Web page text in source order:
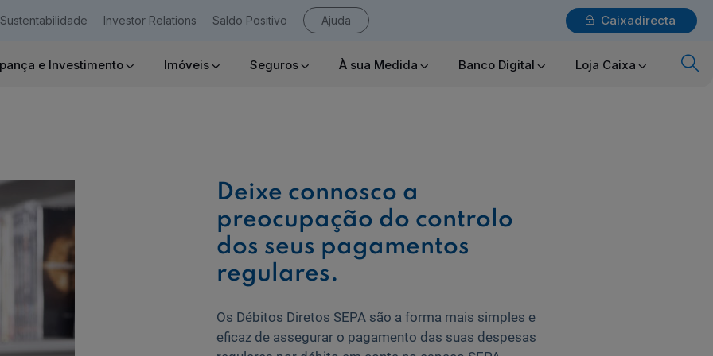
Sustentabilidade Investor Relations Saldo Positivo Ajuda Caixadirecta
Login
x
e Investimento Imóveis Seguros À sua Medida Banco Digital Loja Caixa
Deixe connosco a
preocupação do controlo
dos seus pagamentos
regulares.
Os Débitos Diretos SEPA são a forma mais simples e
eficaz de assegurar o pagamento das suas despesas